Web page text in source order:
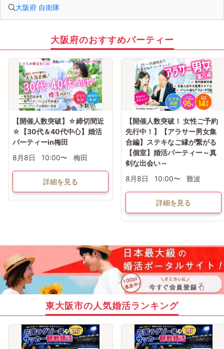
大阪府 自衛隊
大阪府のおすすめパーティー
【開催人数突破】☆締切間近
☆【30代＆40代中心】婚活
パーティーin梅田
8月8日
10:00〜 梅田
詳細を見る
【開催人数突破！ 女性ご予約
先行中！】【アラサー男女集
合編】ステキなご縁が繋がる
【個室】婚活パーティー～真
剣な出会い～
8月8日
10:00〜 難波
詳細を見る
東大阪市の人気婚活ランキング